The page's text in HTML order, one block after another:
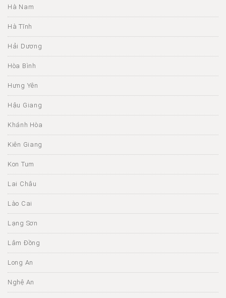
Hà Nam
Hà Tĩnh
Hải Dương
Hòa Bình
Hưng Yên
Hậu Giang
Khánh Hòa
Kiên Giang
Kon Tum
Lai Châu
Lào Cai
Lạng Sơn
Lâm Đồng
Long An
Nghệ An